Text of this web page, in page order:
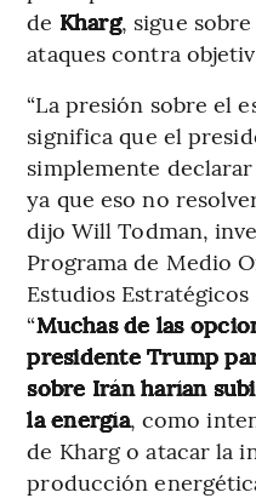
de Kharg, sigue
ataques contra
“La presión sobre el
significa que el
simplemente
ya que eso no
dijo Will Todman,
Programa de Medio
Estudios
“Muchas de las
presidente Trump
sobre Irán harían
la energía, como
de Kharg o atacar la
producción